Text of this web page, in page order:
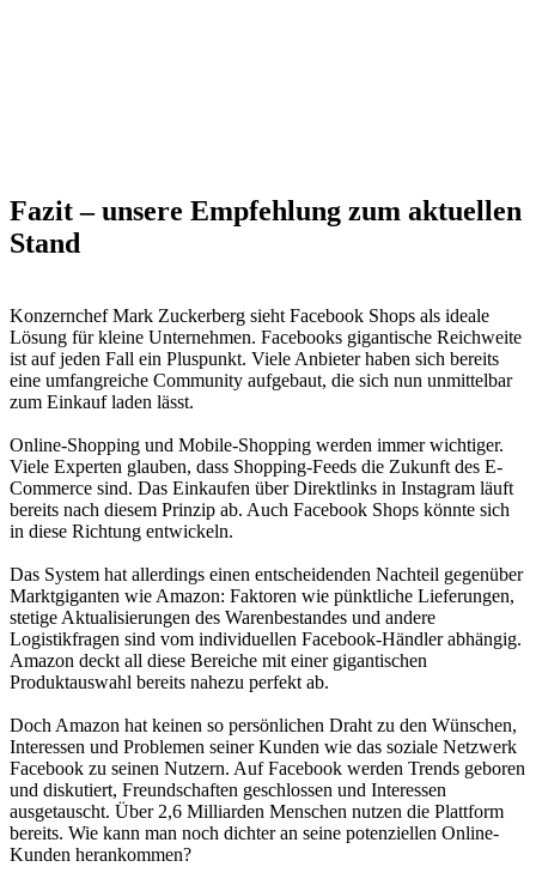
Fazit – unsere Empfehlung zum aktuellen
Stand
Konzernchef Mark Zuckerberg sieht Facebook Shops als ideale
Lösung für kleine Unternehmen. Facebooks gigantische Reichweite
ist auf jeden Fall ein Pluspunkt. Viele Anbieter haben sich bereits
eine umfangreiche Community aufgebaut, die sich nun unmittelbar
zum Einkauf laden lässt.
Online-Shopping und Mobile-Shopping werden immer wichtiger.
Viele Experten glauben, dass Shopping-Feeds die Zukunft des E-
Commerce sind. Das Einkaufen über Direktlinks in Instagram läuft
bereits nach diesem Prinzip ab. Auch Facebook Shops könnte sich
in diese Richtung entwickeln.
Das System hat allerdings einen entscheidenden Nachteil gegenüber
Marktgiganten wie Amazon: Faktoren wie pünktliche Lieferungen,
stetige Aktualisierungen des Warenbestandes und andere
Logistikfragen sind vom individuellen Facebook-Händler abhängig.
Amazon deckt all diese Bereiche mit einer gigantischen
Produktauswahl bereits nahezu perfekt ab.
Doch Amazon hat keinen so persönlichen Draht zu den Wünschen,
Interessen und Problemen seiner Kunden wie das soziale Netzwerk
Facebook zu seinen Nutzern. Auf Facebook werden Trends geboren
und diskutiert, Freundschaften geschlossen und Interessen
ausgetauscht. Über 2,6 Milliarden Menschen nutzen die Plattform
bereits. Wie kann man noch dichter an seine potenziellen Online-
Kunden herankommen?